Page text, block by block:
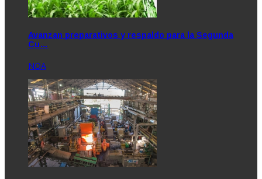
Avanzan preparativos y respaldo para la Segunda
Cu…
NOA